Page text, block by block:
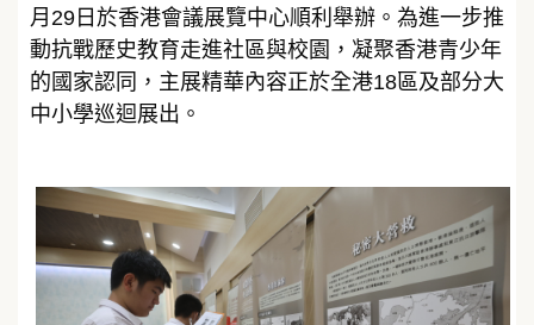
月29日於香港會議展覽中心順利舉辦。為進一步推
動抗戰歷史教育走進社區與校園，凝聚香港青少年
的國家認同，主展精華內容正於全港18區及部分大
中小學巡迴展出。